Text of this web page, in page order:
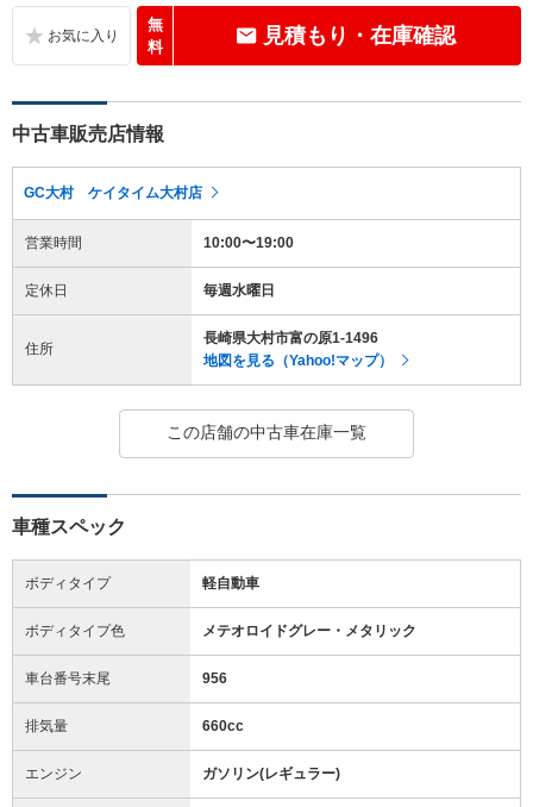
無
料
見積もり・在庫確認
中古車販売店情報
GC大村 ケイタイム大村店
営業時間 10:00〜19:00
定休日 毎週水曜日
住所
長崎県大村市富の原1-1496
地図を見る（Yahoo!マップ）
この店舗の中古車在庫一覧
車種スペック
ボディタイプ 軽自動車
ボディタイプ色 メテオロイドグレー・メタリック
車台番号末尾 956
排気量 660cc
エンジン ガソリン(レギュラー)